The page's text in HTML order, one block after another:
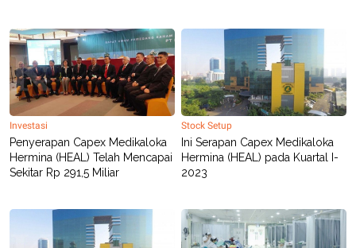
I
D
SITEMAPPROFILETERM
OF
PEDOMAN
PEMBERITAAN
SIBER
Investasi
Penyerapan Capex Medikaloka
Hermina (HEAL) Telah Mencapai
Sekitar Rp 291,5 Miliar
Stock Setup
Ini Serapan Capex Medikaloka
Hermina (HEAL) pada Kuartal I-
2023